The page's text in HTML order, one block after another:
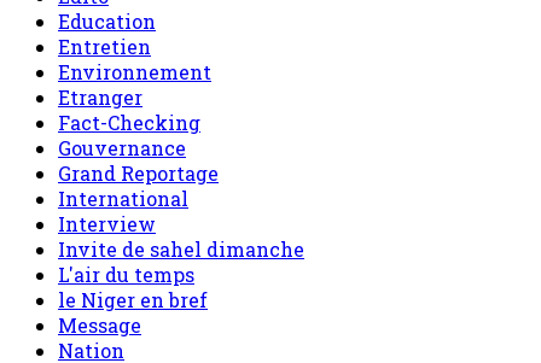
Education
Entretien
Environnement
Etranger
Fact-Checking
Gouvernance
Grand Reportage
International
Interview
Invite de sahel dimanche
L'air du temps
le Niger en bref
Message
Nation